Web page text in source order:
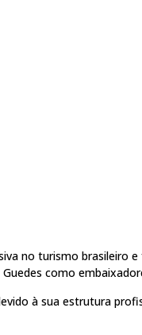
no turismo brasileiro
como
à sua estrutura